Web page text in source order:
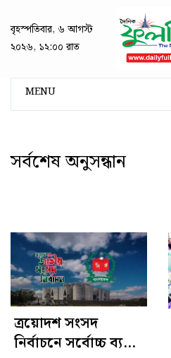
বৃহস্পতিবার, ৬ আগস্ট
২০২৬, ১২:০০ রাত
MENU
সর্বশেষ অনুসন্ধান
ত্রয়োদশ সংসদ
নির্বাচনে সর্বোচ্চ ব্যয়